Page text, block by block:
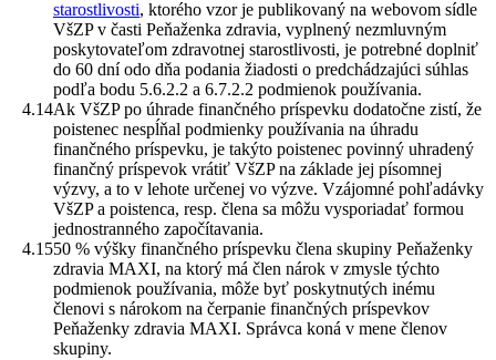
starostlivosti, ktorého vzor je publikovaný na webovom sídle
VšZP v časti Peňaženka zdravia, vyplnený nezmluvným
poskytovateľom zdravotnej starostlivosti, je potrebné doplniť
do 60 dní odo dňa podania žiadosti o predchádzajúci súhlas
podľa bodu 5.6.2.2 a 6.7.2.2 podmienok používania.
Ak VšZP po úhrade finančného príspevku dodatočne zistí, že
poistenec nespĺňal podmienky používania na úhradu
finančného príspevku, je takýto poistenec povinný uhradený
finančný príspevok vrátiť VšZP na základe jej písomnej
výzvy, a to v lehote určenej vo výzve. Vzájomné pohľadávky
VšZP a poistenca, resp. člena sa môžu vysporiadať formou
jednostranného započítavania.
50 % výšky finančného príspevku člena skupiny Peňaženky
zdravia MAXI, na ktorý má člen nárok v zmysle týchto
podmienok používania, môže byť poskytnutých inému
členovi s nárokom na čerpanie finančných príspevkov
Peňaženky zdravia MAXI. Správca koná v mene členov
skupiny.